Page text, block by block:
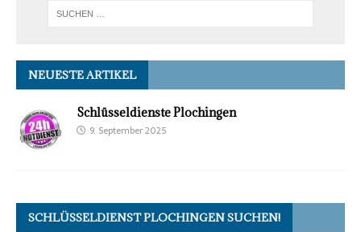
NEUESTE ARTIKEL
Schlüsseldienste Plochingen
9. September 2025
SCHLÜSSELDIENST PLOCHINGEN SUCHEN!